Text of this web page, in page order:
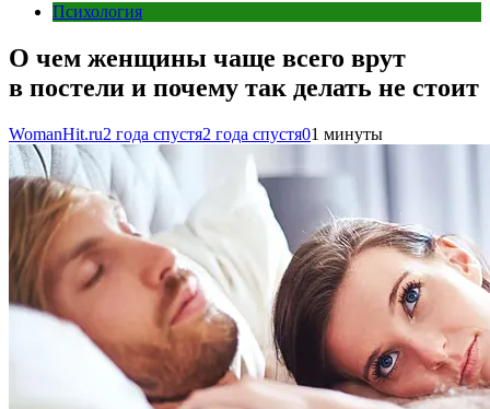
Психология
О чем женщины чаще всего врут
в постели и почему так делать не стоит
WomanHit.ru2 года спустя2 года спустя01 минуты